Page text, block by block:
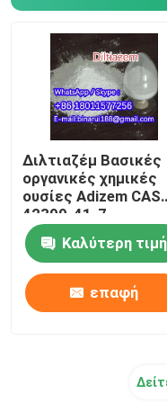
Κύπελλα
Εργαστηριακές
Πράκτορες
Διλτιαζέμ Βασικές
οργανικές χημικές
ουσίες Adizem CAS
42399-41-7
Καλύτερη τιμή
επαφή